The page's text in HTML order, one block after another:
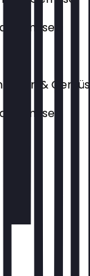
Gemüse
& Gemüse
Gemüse